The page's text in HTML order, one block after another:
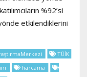
%92’si
etkilendiklerini
TÜİK
harcama